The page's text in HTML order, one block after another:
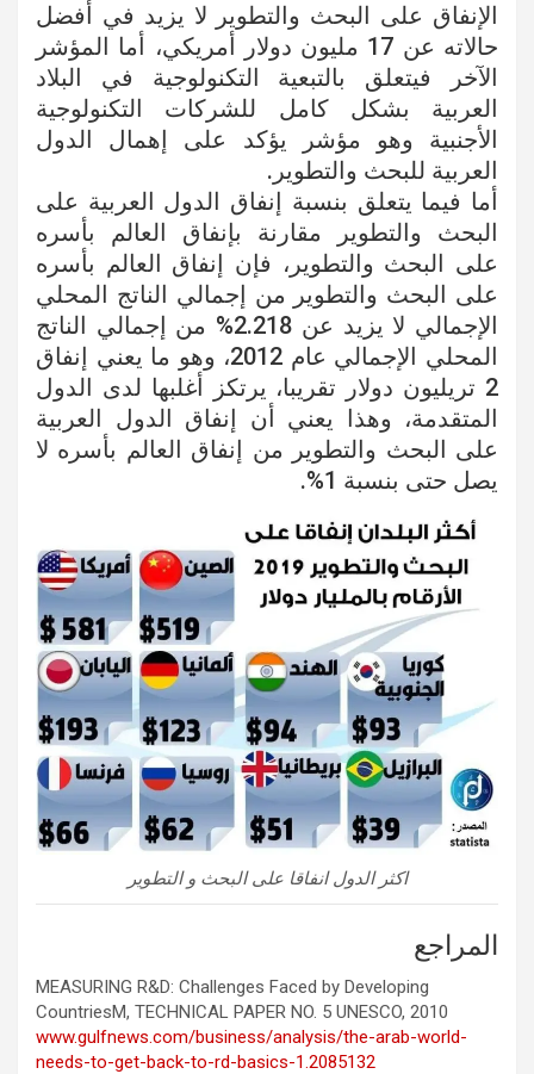
الإنفاق على البحث والتطوير لا يزيد في أفضل
حالاته عن 17 مليون دولار أمريكي، أما المؤشر
الآخر فيتعلق بالتبعية التكنولوجية في البلاد
العربية بشكل كامل للشركات التكنولوجية
الأجنبية وهو مؤشر يؤكد على إهمال الدول
العربية للبحث والتطوير.
أما فيما يتعلق بنسبة إنفاق الدول العربية على
البحث والتطوير مقارنة بإنفاق العالم بأسره
على البحث والتطوير، فإن إنفاق العالم بأسره
على البحث والتطوير من إجمالي الناتج المحلي
الإجمالي لا يزيد عن 2.218% من إجمالي الناتج
المحلي الإجمالي عام 2012، وهو ما يعني إنفاق
2 تريليون دولار تقريبا، يرتكز أغلبها لدى الدول
المتقدمة، وهذا يعني أن إنفاق الدول العربية
على البحث والتطوير من إنفاق العالم بأسره لا
يصل حتى بنسبة 1%.
اكثر الدول انفاقا على البحث و التطوير
المراجع
MEASURING R&D: Challenges Faced by Developing
CountriesM, TECHNICAL PAPER NO. 5 UNESCO, 2010
www.gulfnews.com/business/analysis/the-arab-world-
needs-to-get-back-to-rd-basics-1.2085132